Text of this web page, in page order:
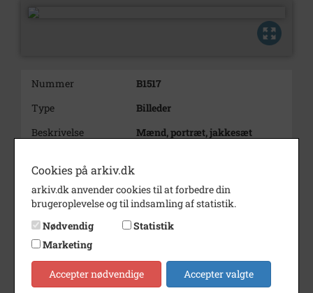
Nummer
B1517
Type
Billeder
Beskrivelse
Mænd, portræt, jakkesæt
Bemærkning
Personarkiv 12 - Peter Pedersen
Periode
1880 - 1920
Dateringsnote
Estimeret
Fotograf
Buchhave, Nørrebrogade 27,
Cookies på arkiv.dk
arkiv.dk anvender cookies til at forbedre din
brugeroplevelse og til indsamling af statistik.
Nødvendig
Statistik
Marketing
Accepter nødvendige Accepter valgte